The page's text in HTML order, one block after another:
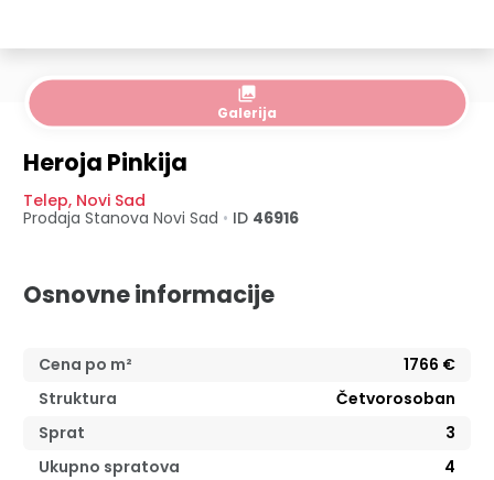
collections
Galerija
Heroja Pinkija
Telep, Novi Sad
Prodaja Stanova Novi Sad • ID 46916
Osnovne informacije
Cena po m² 1766 €
Struktura
Četvorosoban
Sprat
3
Ukupno spratova
4